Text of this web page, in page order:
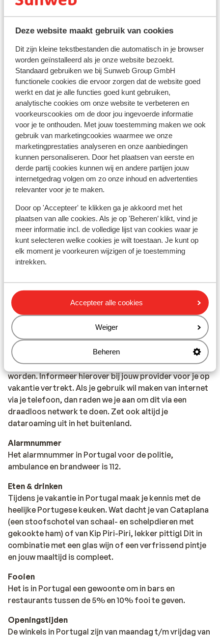
Deze website maakt gebruik van cookies
Dit zijn kleine tekstbestanden die automatisch in je browser
worden geïnstalleerd als je onze website bezoekt.
Standaard gebruiken we bij Sunweb Group GmbH
functionele cookies die ervoor zorgen dat de website goed
werkt en dat je alle functies goed kunt gebruiken,
analytische cookies om onze website te verbeteren en
voorkeurscookies om de door jou ingevoerde informatie
voor je te onthouden. Met jouw toestemming maken we ook
gebruik van marketingcookies waarmee we onze
marketingprestaties analyseren en onze aanbiedingen
kunnen personaliseren. Door het plaatsen van eerste en
derde partij cookies kunnen wij en andere partijen jouw
internetgedrag volgen om zo onze inhoud en advertenties
relevanter voor je te maken.
Door op 'Accepteer' te klikken ga je akkoord met het
plaatsen van alle cookies. Als je op 'Beheren’ klikt, vind je
meer informatie incl. de volledige lijst van cookies waar je
kunt selecteren welke cookies je wilt toestaan. Je kunt op
elk moment je voorkeuren wijzigen of je toestemming
intrekken.
Accepteer alle cookies
Weiger
Beheren
- Nederlandse identiteitskaart of een Nederlands
internationaal reispaspoort.
- Voor kinderen jonger dan 12 jaar is de Kids-ID
- Voor personen onder de 18 jaar die zonder
meerderjarige personen reizen, is een getekende
verklaring nodig van ouder(s) en/of verzorger(s). Hier
kan om gevraagd worden.
- De reisdocumenten dienen geldig te zijn voor de
gehele duur van het verblijf in Portugal.
- Indien je geen Nederlandse nationaliteit hebt, raden
we je aan om contact op te nemen met de ambassade
of consulaat.
- Over de juiste en geldige reisdocumenten beschikken,
is te allen tijde jouw eigen verantwoordelijkheid.
Let op!
Voor
Portugal
geldt:
In elke reservering dient er minimaal 1 persoon per
kamer 18 jaar of ouder te zijn.
Vaccinatie
Voor actuele informatie betreffende vaccinaties en
beste een kijkje nemen op de website van het Landelijk
Coördinatiecentrum Reizigersadvisering:
https://www.lcr.nl/
Telefoneren
Je kan met je mobiele telefoon telefoneren in Portugal.
Wij adviseren je om dit zoveel mogelijk te beperken,
vanwege de hoge kosten die hiervoor aangerekend
worden. Informeer hierover bij jouw provider voor je op
vakantie vertrekt. Als je gebruik wil maken van internet
via je telefoon, dan raden we je aan om dit via een
draadloos netwerk te doen. Zet ook altijd je
dataroaming uit in het buitenland.
Alarmnummer
Het alarmnummer in Portugal voor de politie,
ambulance en brandweer is 112.
Eten & drinken
Tijdens je vakantie in Portugal maak je kennis met de
heelijke Portugese keuken. Wat dacht je van Cataplana
(een stoofschotel van schaal- en schelpdieren met
gekookte ham) of van Kip Piri-Piri, lekker pittig! Dit in
combinatie met een glas wijn of een verfrissend pintje
en jouw maaltijd is compleet.
Fooien
Het is in Portugal een gewoonte om in bars en
restaurants tussen de 5% en 10% fooi te geven.
Openingstijden
De winkels in Portugal zijn van maandag t/m vrijdag van